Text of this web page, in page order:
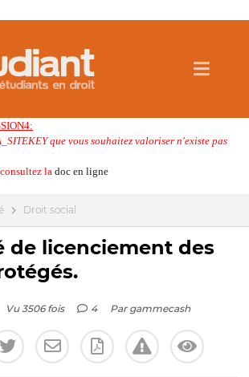
que vous souhaitez valoriser n'existe pas
la doc en ligne
Droit social
de licenciement des
Vu 3506 fois 4 Par gammecash